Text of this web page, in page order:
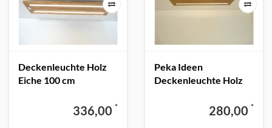
Deckenleuchte Holz
Eiche 100 cm
336,00 *
Peka Ideen
Deckenleuchte Holz
indirektem Licht280,00 *